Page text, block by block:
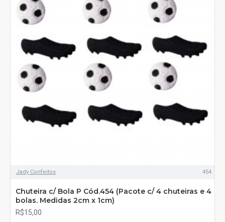
Jady Confeitos 454
Chuteira c/ Bola P Cód.454 (Pacote c/ 4 chuteiras e 4
bolas. Medidas 2cm x 1cm)
R$15,00